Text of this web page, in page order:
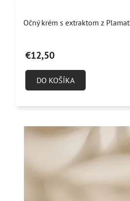
hodnotenie
je
4,9
hviezdičiek.
Očný krém s extraktom z
€12,50
DO KOŠÍKA